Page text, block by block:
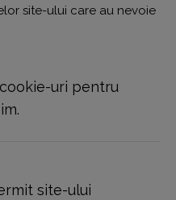
site-ului care au nevoie
uri pentru
site-ului